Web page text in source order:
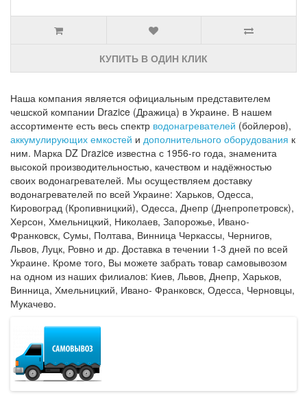
КУПИТЬ В ОДИН КЛИК
Наша компания является официальным представителем
чешской компании Drazice (Дражица) в Украине. В нашем
ассортименте есть весь спектр водонагревателей (бойлеров),
аккумулирующих емкостей и дополнительного оборудования к
ним. Марка DZ Drazice известна с 1956-го года, знаменита
высокой производительностью, качеством и надёжностью
своих водонагревателей. Мы осуществляем доставку
водонагревателей по всей Украине: Харьков, Одесса,
Кировоград (Кропивницкий), Одесса, Днепр (Днепропетровск),
Херсон, Хмельницкий, Николаев, Запорожье, Ивано-
Франковск, Сумы, Полтава, Винница Черкассы, Чернигов,
Львов, Луцк, Ровно и др. Доставка в течении 1-3 дней по всей
Украине. Кроме того, Вы можете забрать товар самовывозом
на одном из наших филиалов: Киев, Львов, Днепр, Харьков,
Винница, Хмельницкий, Ивано- Франковск, Одесса, Черновцы,
Мукачево.